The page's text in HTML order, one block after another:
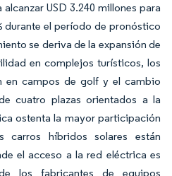
USD 3.240 millones para
durante el período de pronóstico
se deriva de la expansión de
en complejos turísticos, los
en campos de golf y el cambio
cuatro plazas orientados a la
ostenta la mayor participación
híbridos solares están
el acceso a la red eléctrica es
los fabricantes de equipos